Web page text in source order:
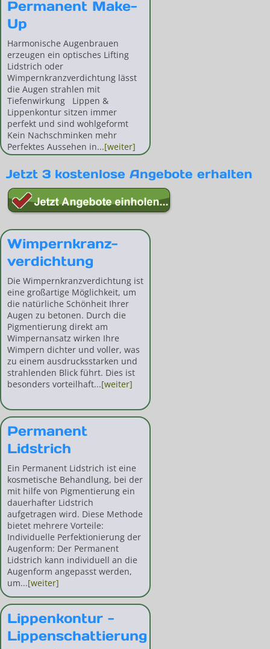
Permanent Make-
Up
Harmonische Augenbrauen
erzeugen ein optisches Lifting
Lidstrich oder
Wimpernkranzverdichtung lässt
die Augen strahlen mit
Tiefenwirkung Lippen &
Lippenkontur sitzen immer
perfekt und sind wohlgeformt
Kein Nachschminken mehr
Perfektes Aussehen in...[weiter]
Jetzt 3 kostenlose Angebote erhalten
Wimpernkranz-
verdichtung
Die Wimpernkranzverdichtung ist
eine großartige Möglichkeit, um
die natürliche Schönheit Ihrer
Augen zu betonen. Durch die
Pigmentierung direkt am
Wimpernansatz wirken Ihre
Wimpern dichter und voller, was
zu einem ausdrucksstarken und
strahlenden Blick führt. Dies ist
besonders vorteilhaft...[weiter]
Permanent
Lidstrich
Ein Permanent Lidstrich ist eine
kosmetische Behandlung, bei der
mit hilfe von Pigmentierung ein
dauerhafter Lidstrich
aufgetragen wird. Diese Methode
bietet mehrere Vorteile:
Individuelle Perfektionierung der
Augenform: Der Permanent
Lidstrich kann individuell an die
Augenform angepasst werden,
um...[weiter]
Lippenkontur -
Lippenschattierung